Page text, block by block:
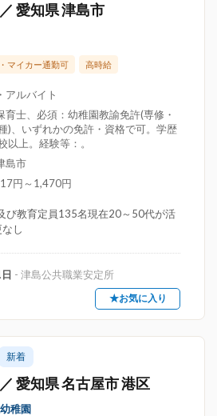
愛知県 津島市
マイカー通勤可 高時給
アルバイト
育士、必須：幼稚園教諭免許(専修・
)、いずれかの免許・資格で可。学歴
以上。経験等：。
島市
円～1,470円
び教育定員135名現在20～50代が活
し
- 津島公共職業安定所
★お気に入り
新着
愛知県 名古屋市 港区
稚園